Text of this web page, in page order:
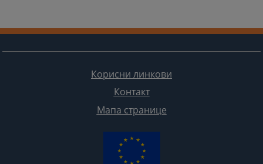
Корисни линкови
Контакт
Мапа странице